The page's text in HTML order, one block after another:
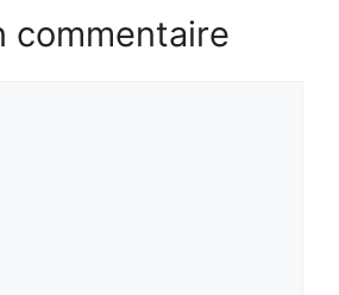
commentaire